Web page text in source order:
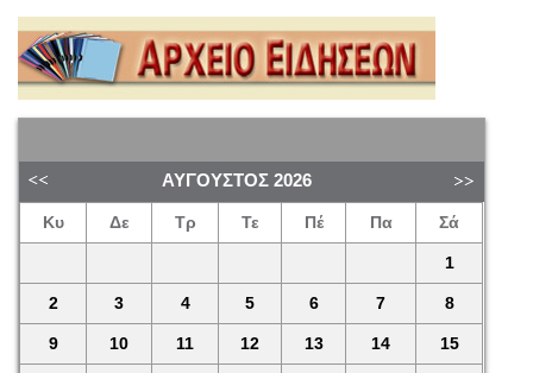
ΑΎΓΟΥΣΤΟΣ 2026
Κυ Δε Τρ Τε Πέ Πα Σά
1
2 3 4 5 6 7 8
9 10 11 12 13 14 15